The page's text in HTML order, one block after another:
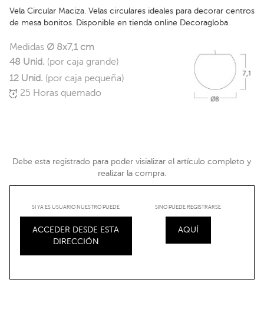
Vela Circular Maciza. Velas circulares ideales para decorar centros
de mesa bonitos. Disponible en tienda online Decoragloba.
Medidas Ø 8x7,1 cm
48 Unid. (por caja grande)
12 Unid. (por caja pequeña)
25 Horas quemado
Debe esta registrado para poder visializar el artículo completo y
realizar la compra.
SI YA ES USUARIO NUESTRO PUEDE
ACCEDER DESDE ESTA
DIRECCIÓN
SINO PUEDE REGISTRARSE
AQUÍ